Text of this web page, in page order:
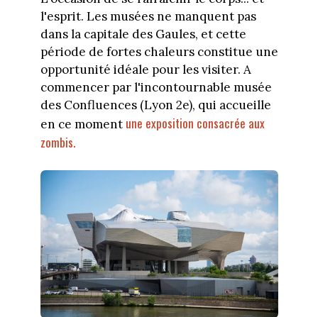
l'esprit. Les musées ne manquent pas
dans la capitale des Gaules, et cette
période de fortes chaleurs constitue une
opportunité idéale pour les visiter. A
commencer par l'incontournable musée
des Confluences (Lyon 2e), qui accueille
en ce moment une exposition consacrée aux
zombis.